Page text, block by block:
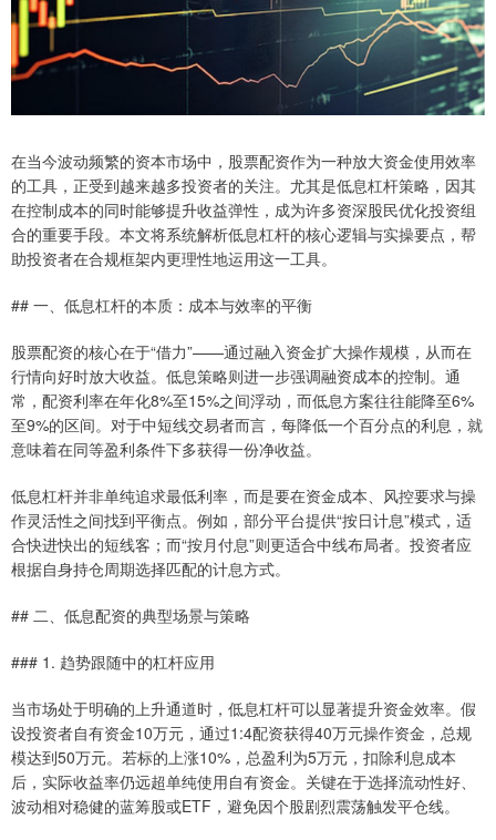
在当今波动频繁的资本市场中，股票配资作为一种放大资金使用效率
的工具，正受到越来越多投资者的关注。尤其是低息杠杆策略，因其
在控制成本的同时能够提升收益弹性，成为许多资深股民优化投资组
合的重要手段。本文将系统解析低息杠杆的核心逻辑与实操要点，帮
助投资者在合规框架内更理性地运用这一工具。
## 一、低息杠杆的本质：成本与效率的平衡
股票配资的核心在于“借力”——通过融入资金扩大操作规模，从而在
行情向好时放大收益。低息策略则进一步强调融资成本的控制。通
常，配资利率在年化8%至15%之间浮动，而低息方案往往能降至6%
至9%的区间。对于中短线交易者而言，每降低一个百分点的利息，就
意味着在同等盈利条件下多获得一份净收益。
低息杠杆并非单纯追求最低利率，而是要在资金成本、风控要求与操
作灵活性之间找到平衡点。例如，部分平台提供“按日计息”模式，适
合快进快出的短线客；而“按月付息”则更适合中线布局者。投资者应
根据自身持仓周期选择匹配的计息方式。
## 二、低息配资的典型场景与策略
### 1. 趋势跟随中的杠杆应用
当市场处于明确的上升通道时，低息杠杆可以显著提升资金效率。假
设投资者自有资金10万元，通过1:4配资获得40万元操作资金，总规
模达到50万元。若标的上涨10%，总盈利为5万元，扣除利息成本
后，实际收益率仍远超单纯使用自有资金。关键在于选择流动性好、
波动相对稳健的蓝筹股或ETF，避免因个股剧烈震荡触发平仓线。